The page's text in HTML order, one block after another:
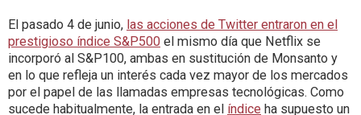
El pasado 4 de junio, las acciones de Twitter entraron en el
prestigioso índice S&P500 el mismo día que Netflix se
incorporó al S&P100, ambas en sustitución de Monsanto y
en lo que refleja un interés cada vez mayor de los mercados
por el papel de las llamadas empresas tecnológicas. Como
sucede habitualmente, la entrada en el índice ha supuesto un